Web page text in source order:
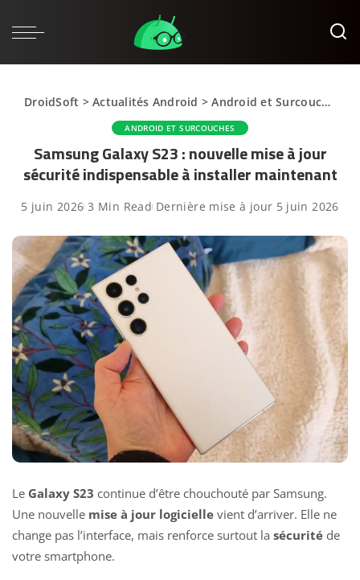
DroidSoft >Actualités Android >Android et Surcouches
ANDROID ET SURCOUCHES
Samsung Galaxy S23 : nouvelle mise à jour
sécurité indispensable à installer maintenant
5 juin 2026 3 Min Read Dernière mise à jour 5 juin 2026
Le Galaxy S23 continue d’être chouchouté par Samsung.
Une nouvelle mise à jour logicielle vient d’arriver. Elle ne
change pas l’interface, mais renforce surtout la sécurité de
votre smartphone.